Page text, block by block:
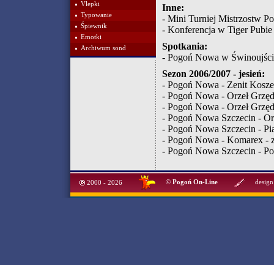
Vlepki
Typowanie
Śpiewnik
Emotki
Archiwum sond
Inne:
- Mini Turniej Mistrzostw
- Konferencja w Tiger
Spotkania:
- Pogoń Nowa w
Sezon 2006/2007 - jesień:
- Pogoń Nowa - Zenit
- Pogoń Nowa - Orzeł
- Pogoń Nowa - Orzeł
- Pogoń Nowa Szczecin -
- Pogoń Nowa Szczecin -
- Pogoń Nowa - Komarex -
- Pogoń Nowa Szczecin -
2000 - 2026 © Pogoń On-Line